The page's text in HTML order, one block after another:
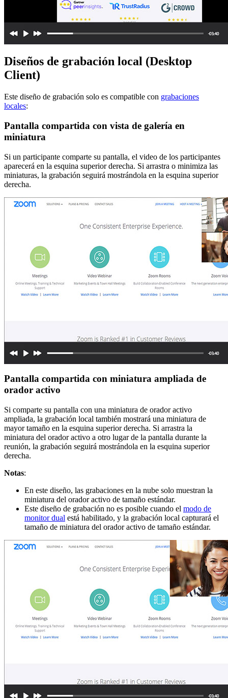
Diseños de grabación local (Desktop
Client)
Este diseño de grabación solo es compatible con grabaciones
locales:
Pantalla compartida con vista de galería en
miniatura
Si un participante comparte su pantalla, el video de los participantes
aparecerá en la esquina superior derecha. Si arrastra o minimiza las
miniaturas, la grabación seguirá mostrándola en la esquina superior
derecha.
Pantalla compartida con miniatura ampliada de
orador activo
Si comparte su pantalla con una miniatura de orador activo
ampliada, la grabación local también mostrará una miniatura de
mayor tamaño en la esquina superior derecha. Si arrastra la
miniatura del orador activo a otro lugar de la pantalla durante la
reunión, la grabación seguirá mostrándola en la esquina superior
derecha.
Notas:
En este diseño, las grabaciones en la nube solo muestran la
miniatura del orador activo de tamaño estándar.
Este diseño de grabación no es posible cuando el modo de
monitor dual está habilitado, y la grabación local capturará el
tamaño de miniatura del orador activo de tamaño estándar.